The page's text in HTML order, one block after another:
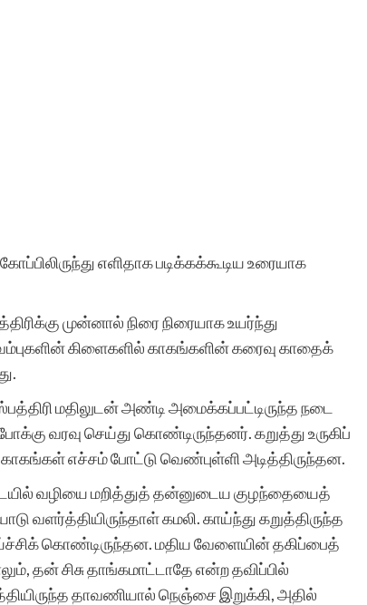
எளிதாக படிக்கக்கூடிய உரையாக
முன்னால் நிரை நிரையாக உயர்ந்து
கிளைகளில் காகங்களின் கரைவு காதைக்
மதிலுடன் அண்டி அமைக்கப்பட்டிருந்த நடை
வரவு செய்து கொண்டிருந்தனர். கறுத்து உருகிப்
காகங்கள் எச்சம் போட்டு வெண்புள்ளி அடித்திருந்தன.
வழியை மறித்துத் தன்னுடைய குழந்தையைத்
வளர்த்தியிருந்தாள் கமலி. காய்ந்து கறுத்திருந்த
கொண்டிருந்தன. மதிய வேளையின் தகிப்பைத்
தன் சிசு தாங்கமாட்டாதே என்ற தவிப்பில்
தாவணியால் நெஞ்சை இறுக்கி, அதில்